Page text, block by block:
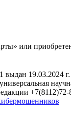
или
19.03.2024